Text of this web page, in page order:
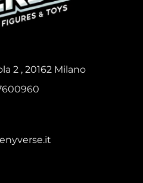
2 , 20162 Milano